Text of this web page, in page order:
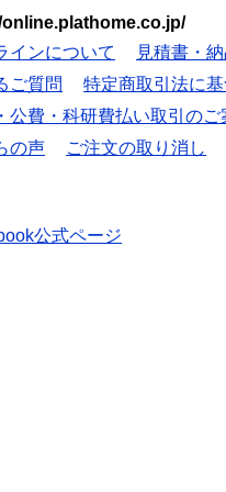
online.plathome.co.jp/
インについて
見積書・
ご質問
特定商取引法に
公費・科研費払い取引のご
の声 ご注文の取り消し
公式ページ